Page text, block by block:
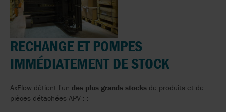
RECHANGE ET POMPES
IMMÉDIATEMENT DE STOCK
AxFlow détient l'un des plus grands stocks de produits et de
pièces détachées APV : :